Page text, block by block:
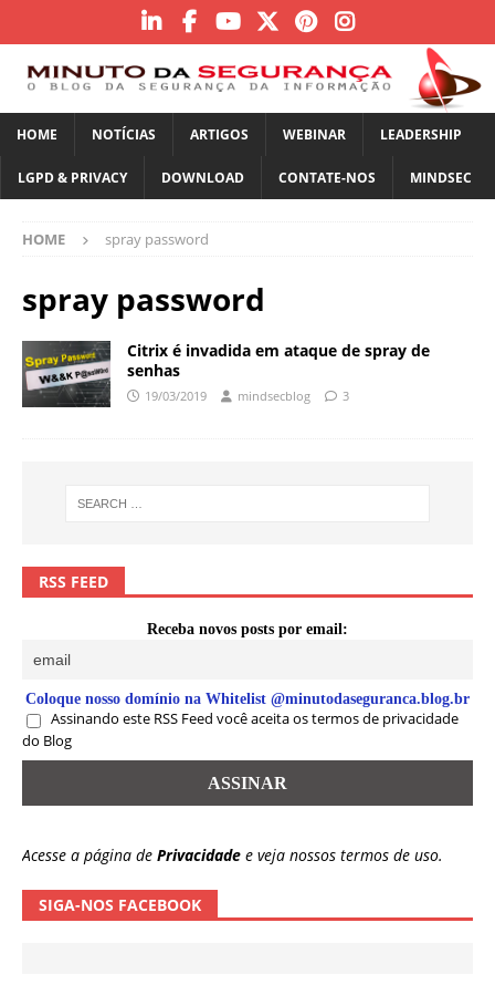
HOME NOTÍCIAS ARTIGOS WEBINAR LEADERSHIP
LGPD & PRIVACY DOWNLOAD CONTATE-NOS MINDSEC
HOME spray password
spray password
Citrix é invadida em ataque de spray de
senhas
19/03/2019 mindsecblog 3
RSS FEED
Receba novos posts por email:
Coloque nosso domínio na Whitelist @minutodaseguranca.blog.br
Assinando este RSS Feed você aceita os termos de privacidade
do Blog
Acesse a página de Privacidade e veja nossos termos de uso.
SIGA-NOS FACEBOOK